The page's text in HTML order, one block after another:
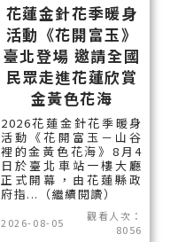
花蓮金針花季暖身
活動《花開富玉》
臺北登場 邀請全國
民眾走進花蓮欣賞
金黃色花海
2026花蓮金針花季暖身
活動《花開富玉－山谷
裡的金黃色花海》8月4
日於臺北車站一樓大廳
正式開幕，由花蓮縣政
府指...（繼續閱讀）
2026-08-05
觀看人次：
8056